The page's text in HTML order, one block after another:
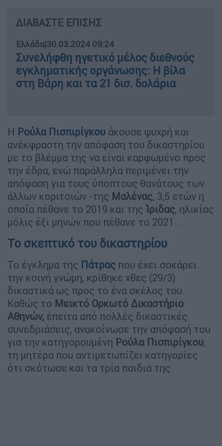
ΔΙΑΒΑΣΤΕ ΕΠΙΣΗΣ
Ελλάδα|30.03.2024 09:24
Συνελήφθη ηγετικό μέλος διεθνούς
εγκληματικής οργάνωσης: Η βίλα
στη Βάρη και τα 21 δισ. δολάρια
Η Ρούλα Πισπιρίγκου άκουσε ψυχρή και
ανέκφραστη την απόφαση του δικαστηρίου
με το βλέμμα της να είναι καρφωμένο προς
την έδρα, ενώ παράλληλα περιμένει την
απόφαση για τους ύποπτους θανάτους των
άλλων κοριτσιών -της Μαλένας, 3,5 ετών η
οποία πέθανε το 2019 και της Ίριδας, ηλικίας
μόλις έξι μηνών που πέθανε το 2021...
Το σκεπτικό του δικαστηρίου
Το έγκλημα της Πάτρας που έχει σοκάρει
την κοινή γνώμη, κρίθηκε χθες (29/3)
δικαστικά ως προς το ένα σκέλος του.
Καθώς το Μεικτό Ορκωτό Δικαστήριο
Αθηνών, έπειτα από πολλές δικαστικές
συνεδριάσεις, ανακοίνωσε την απόφασή του
για την κατηγορουμένη Ρούλα Πισπιρίγκου,
τη μητέρα που αντιμετωπίζει κατηγορίες
ότι σκότωσε και τα τρία παιδιά της.